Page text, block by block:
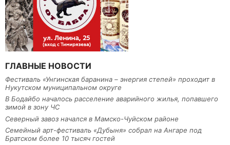
ГЛАВНЫЕ НОВОСТИ
Фестиваль «Унгинская баранина – энергия степей» проходит в
Нукутском муниципальном округе
В Бодайбо началось расселение аварийного жилья, попавшего
зимой в зону ЧС
Северный завоз начался в Мамско-Чуйском районе
Семейный арт-фестиваль «Дубыня» собрал на Ангаре под
Братском более 10 тысяч гостей